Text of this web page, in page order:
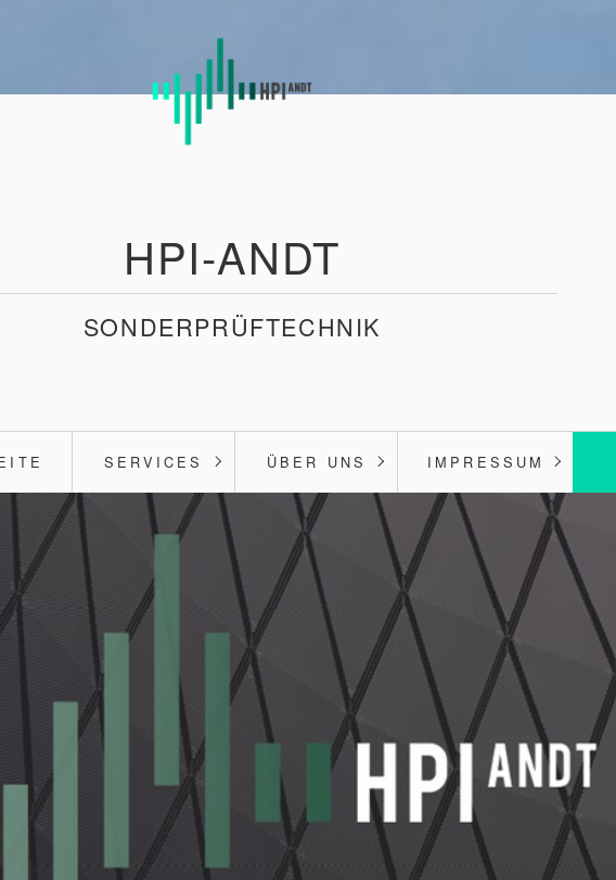
HPI-ANDT
SONDERPRÜFTECHNIK
SERVICES ÜBER UNS IMPRESSUM